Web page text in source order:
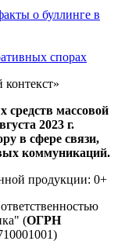
о буллинге в
спорах
средств массовой
2023 г.
в сфере связи,
коммуникаций.
продукции: 0+
(ОГРН